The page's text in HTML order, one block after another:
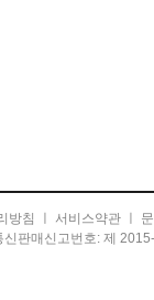
방침 서비스약관
판매신고번호: 제